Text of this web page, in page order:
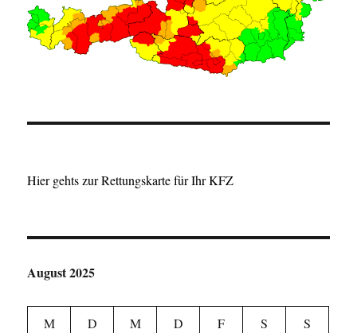
Hier gehts zur Rettungskarte für Ihr KFZ
August 2025
M D M D F S
S